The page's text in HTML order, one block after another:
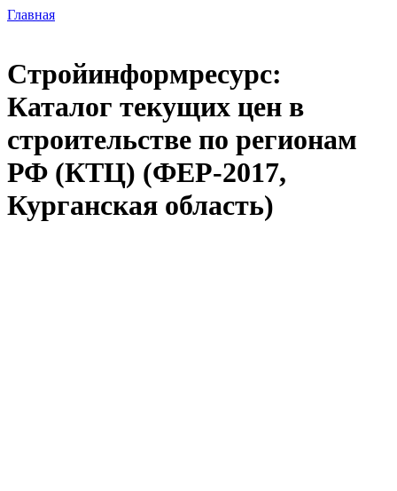
Главная
Стройинформресурс:
Каталог текущих цен в
строительстве по регионам
РФ (КТЦ) (ФЕР-2017,
Курганская область)